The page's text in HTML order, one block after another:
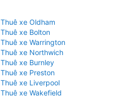
Thuê xe Oldham
Thuê xe Bolton
Thuê xe Warrington
Thuê xe Northwich
Thuê xe Burnley
Thuê xe Preston
Thuê xe Liverpool
Thuê xe Wakefield